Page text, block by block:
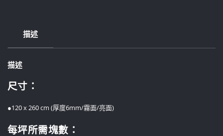
描述
描述
尺寸：
●120 x 260 cm (厚度6mm/霧面/亮面)
每坪所需塊數：